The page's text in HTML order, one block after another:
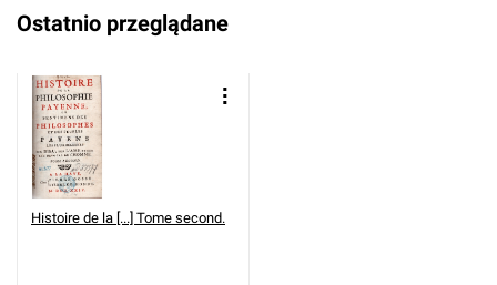
Ostatnio przeglądane
Histoire de la [...] Tome second.